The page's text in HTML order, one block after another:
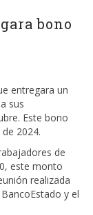
bono
entregara un
sus
Este bono
2024.
de
este monto
realizada
y el